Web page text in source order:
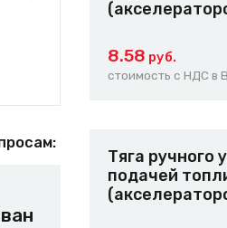
8.58 руб.
стоимость с НДС в
Тяга ручного
подачей